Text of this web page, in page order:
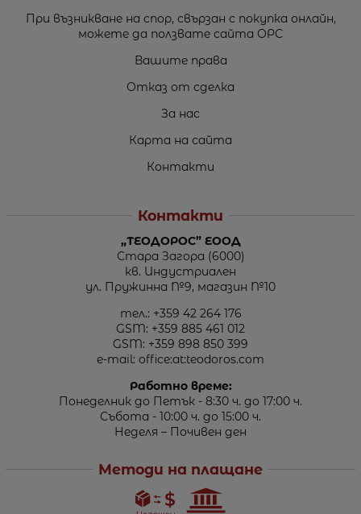
При възникване на спор, свързан с покупка онлайн,
можете да ползвате сайта ОРС
Вашите права
Отказ от сделка
За нас
Карта на сайта
Контакти
Контакти
„ТЕОДОРОС” ЕООД
Стара Загора (6000)
кв. Индустриален
ул. Пружинна №9, магазин №10
тел.: +359 42 264 176
GSM: +359 885 461 012
GSM: +359 898 850 399
e-mail: office:at:teodoros.com
Работно време:
Понеделник до Петък - 8:30 ч. до 17:00 ч.
Събота - 10:00 ч. до 15:00 ч.
Неделя – Почивен ден
Методи на плащане